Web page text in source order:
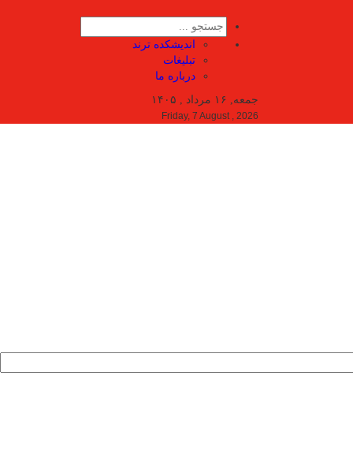
اندیشکده ترند
تبلیغات
درباره ما
جمعه, ۱۶ مرداد , ۱۴۰۵
Friday, 7 August , 2026